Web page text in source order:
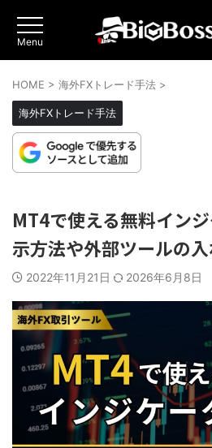
HOME > 海外FXトレード手法 >
海外FXトレード手法
MT4で使える無料イン
示方法や外部ツールの
2022年11月21日 2026年6月8日